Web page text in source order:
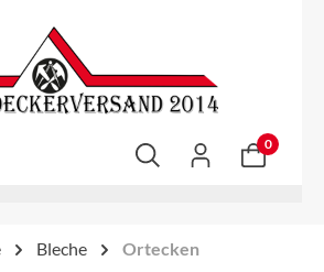
0
Bleche Ortecken